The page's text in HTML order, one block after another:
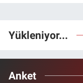
Yükleniyor...
Anket